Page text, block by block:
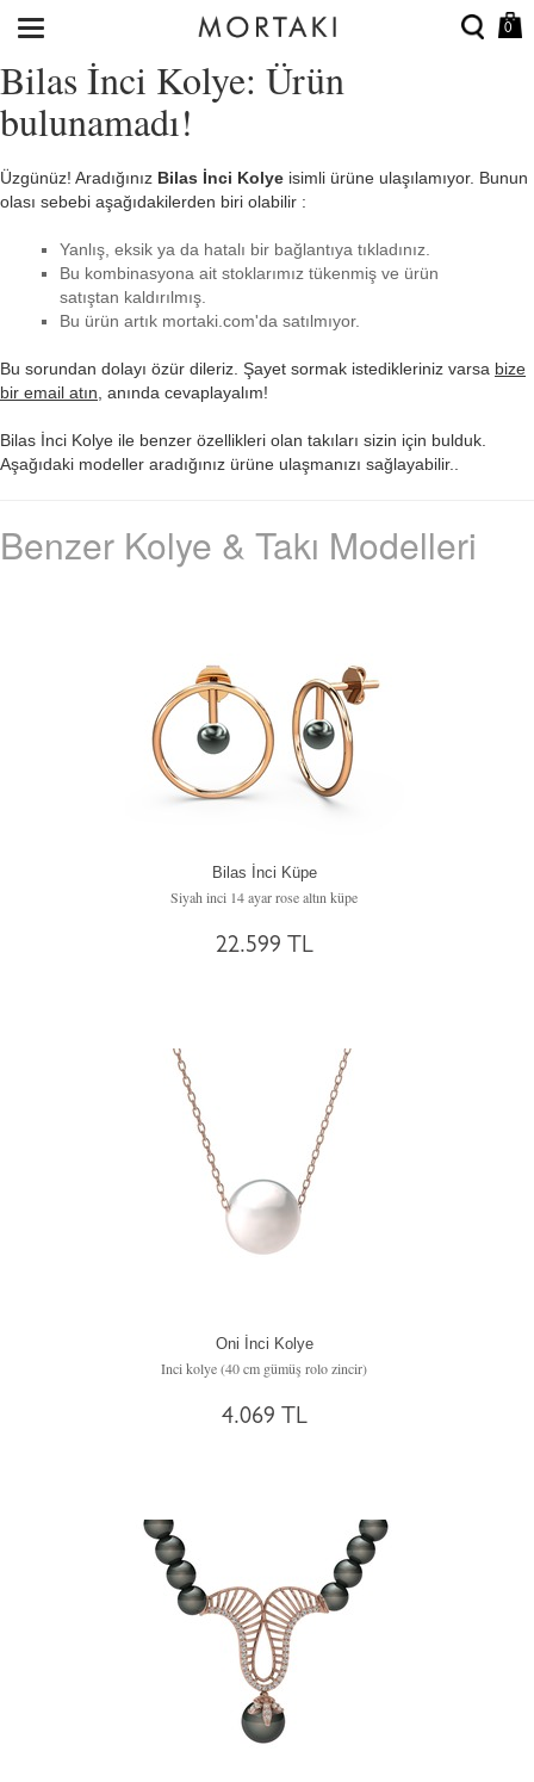
0
Bilas İnci Kolye: Ürün
bulunamadı!
Üzgünüz! Aradığınız Bilas İnci Kolye isimli ürüne ulaşılamıyor. Bunun
olası sebebi aşağıdakilerden biri olabilir :
Yanlış, eksik ya da hatalı bir bağlantıya tıkladınız.
Bu kombinasyona ait stoklarımız tükenmiş ve ürün
satıştan kaldırılmış.
Bu ürün artık mortaki.com'da satılmıyor.
Bu sorundan dolayı özür dileriz. Şayet sormak istedikleriniz varsa bize
bir email atın , anında cevaplayalım!
Bilas İnci Kolye ile benzer özellikleri olan takıları sizin için bulduk.
Aşağıdaki modeller aradığınız ürüne ulaşmanızı sağlayabilir..
Benzer Kolye & Takı Modelleri
Bilas İnci Küpe
Siyah inci 14 ayar rose altın küpe
22.599 TL
Oni İnci Kolye
Inci kolye (40 cm gümüş rolo zincir)
4.069 TL